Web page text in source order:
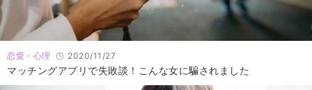
恋愛・心理 2020/11/27
マッチングアプリで失敗談！こんな女に騙されました